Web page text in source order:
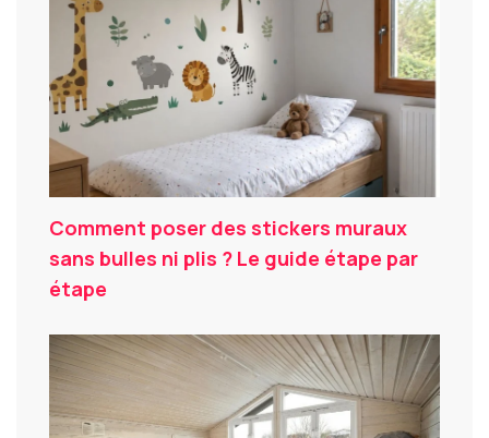
Comment poser des stickers muraux
sans bulles ni plis ? Le guide étape par
étape